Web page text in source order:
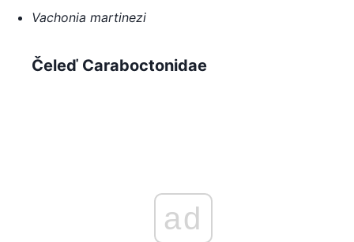
Vachonia martinezi
Čeleď Caraboctonidae
ad